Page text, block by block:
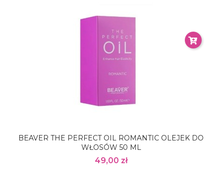
BEAVER THE PERFECT OIL ROMANTIC OLEJEK DO
WŁOSÓW 50 ML
49,00 zł